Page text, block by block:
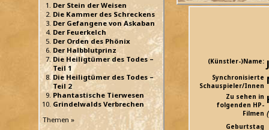
Der Stein der Weisen
Die Kammer des Schreckens
Der Gefangene von Askaban
Der Feuerkelch
Der Orden des Phönix
Der Halbblutprinz
Die Heiligtümer des Todes –
Teil 1
Die Heiligtümer des Todes –
Teil 2
Phantastische Tierwesen
Grindelwalds Verbrechen
Themen »
(Künstler-)Name:
Synchronisierte
Schauspieler/Innen
Zu sehen in
folgenden HP-
Filmen
Geburtstag